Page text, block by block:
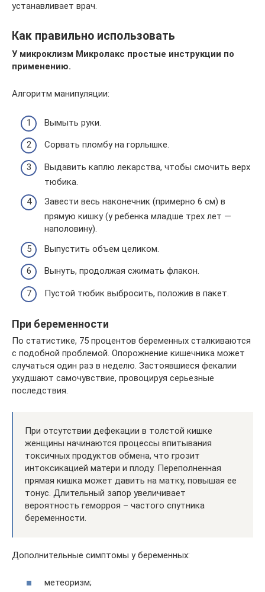
устанавливает врач.
Как правильно использовать
У микроклизм Микролакс простые инструкции по
применению.
Алгоритм манипуляции:
Вымыть руки.
Сорвать пломбу на горлышке.
Выдавить каплю лекарства, чтобы смочить верх
тюбика.
Завести весь наконечник (примерно 6 см) в
прямую кишку (у ребенка младше трех лет —
наполовину).
Выпустить объем целиком.
Вынуть, продолжая сжимать флакон.
Пустой тюбик выбросить, положив в пакет.
При беременности
По статистике, 75 процентов беременных сталкиваются
с подобной проблемой. Опорожнение кишечника может
случаться один раз в неделю. Застоявшиеся фекалии
ухудшают самочувствие, провоцируя серьезные
последствия.
При отсутствии дефекации в толстой кишке
женщины начинаются процессы впитывания
токсичных продуктов обмена, что грозит
интоксикацией матери и плоду. Переполненная
прямая кишка может давить на матку, повышая ее
тонус. Длительный запор увеличивает
вероятность геморроя – частого спутника
беременности.
Дополнительные симптомы у беременных:
метеоризм;